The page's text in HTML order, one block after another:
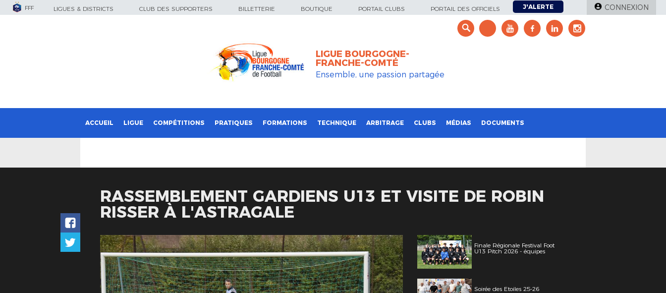
FFF LIGUES & DISTRICTS CLUB DES SUPPORTERS BILLETTERIE BOUTIQUE PORTAIL CLUBS PORTAIL DES OFFICIELS J'ALERTE CONNEXION
LIGUE BOURGOGNE-
FRANCHE-COMTÉ
Ensemble, une passion partagée
ACCUEIL LIGUE COMPÉTITIONS PRATIQUES FORMATIONS TECHNIQUE ARBITRAGE CLUBS MÉDIAS DOCUMENTS
RASSEMBLEMENT GARDIENS U13 ET VISITE DE ROBIN
RISSER À L'ASTRAGALE
Finale Régionale Festival Foot
U13 Pitch 2026 - équipes
Soirée des Etoiles 25-26